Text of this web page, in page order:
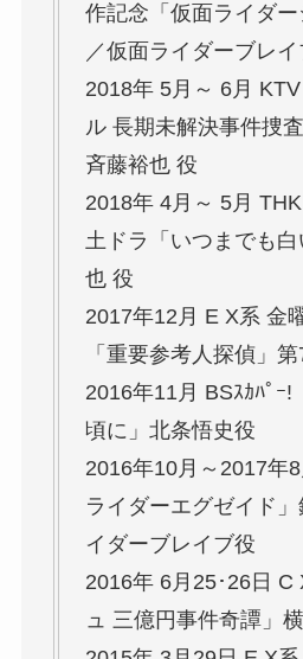
作記念「仮面ライダ
／仮面ライダーブレイ
2018年 5月～ 6月
ル 長期未解決事件捜
斉藤裕也 役
2018年 4月～ 5月
土ドラ「いつまでも
也 役
2017年12月 E X系 金
「重要参考人探偵」
2016年11月 BSｽｶﾊﾟｰ!
頃に」北条悟史役
2016年10月～2017年
ライダーエグゼイド
イダーブレイブ役
2016年 6月25･26日 C
ュ 三億円事件奇譚」